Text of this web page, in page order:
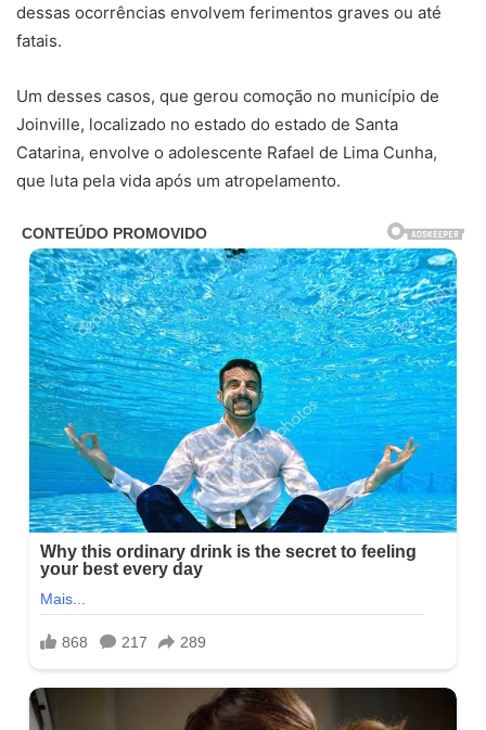
dessas ocorrências envolvem ferimentos graves ou até
fatais.
Um desses casos, que gerou comoção no município de
Joinville, localizado no estado do estado de Santa
Catarina, envolve o adolescente Rafael de Lima Cunha,
que luta pela vida após um atropelamento.